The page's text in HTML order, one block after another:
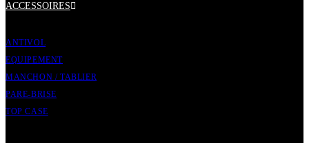
ACCESSOIRES
ANTIVOL
EQUIPEMENT
MANCHON / TABLIER
PARE-BRISE
TOP CASE